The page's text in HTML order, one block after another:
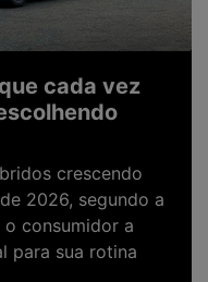
cada vez
crescendo
2026, segundo a
o consumidor a
para sua rotina